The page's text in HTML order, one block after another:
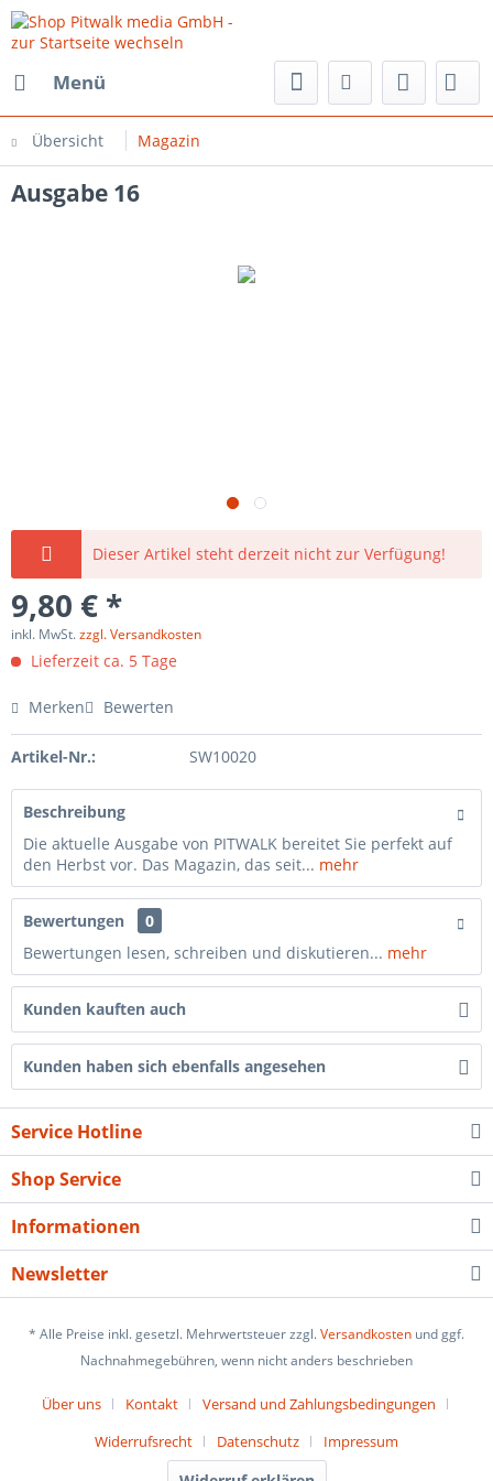
Menü
Übersicht Magazin
Ausgabe 16
Dieser Artikel steht derzeit nicht zur Verfügung!
9,80 € *
inkl. MwSt.zzgl. Versandkosten
Lieferzeit ca. 5 Tage
Merken Bewerten
Artikel-Nr.: SW10020
Beschreibung
Die aktuelle Ausgabe von PITWALK bereitet Sie perfekt auf
den Herbst vor. Das Magazin, das seit... mehr
Bewertungen
0
Bewertungen lesen, schreiben und diskutieren... mehr
Kunden kauften auch
Kunden haben sich ebenfalls angesehen
Service Hotline
Shop Service
Informationen
Newsletter
* Alle Preise inkl. gesetzl. Mehrwertsteuer zzgl.Versandkosten und ggf.
Nachnahmegebühren, wenn nicht anders beschrieben
Über uns Kontakt
Versand und Zahlungsbedingungen
Widerrufsrecht
Datenschutz Impressum